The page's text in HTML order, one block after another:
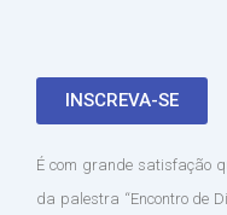
INSCREVA-SE
É com grande satisfação
da palestra “Encontro de